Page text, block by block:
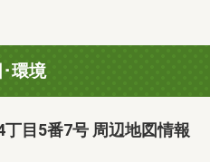
環境
目5番7号 周辺地図情報